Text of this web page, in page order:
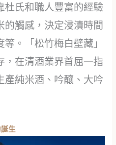
杜氏和職人豐富的經驗
的觸感，決定浸漬時間
。「松竹梅白壁藏」
，在清酒業界首屈一指
產純米酒、吟釀、大吟
生